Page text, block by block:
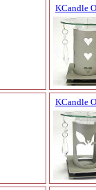
KCandle
KCandle